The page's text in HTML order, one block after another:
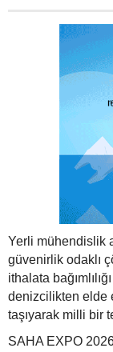
Yerli mühendislik
güvenirlik odaklı
ithalata
denizcilikten elde
taşıyarak milli bir
SAHA EXPO